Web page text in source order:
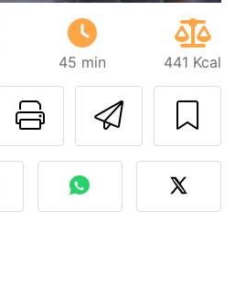
45 min 441 Kcal
Imprimer
une
photo de